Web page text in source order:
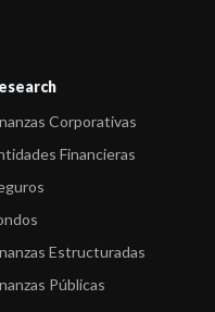
Corporativas
Financieras
Estructuradas
Públicas